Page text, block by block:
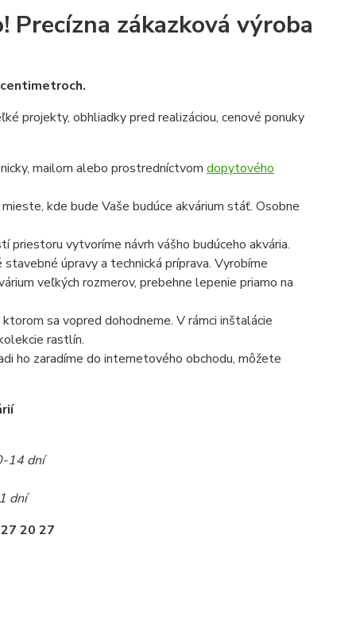
Precízna zákazková výroba
projekty, obhliadky pred realizáciou, cenové ponuky
mailom alebo prostredníctvom dopytového
kde bude Vaše budúce akvárium stáť. Osobne
priestoru vytvoríme návrh vášho budúceho akvária.
úpravy a technická príprava. Vyrobíme
veľkých rozmerov, prebehne lepenie priamo na
sa vopred dohodneme. V rámci inštalácie
rastlín.
ho zaradíme do internetového obchodu, môžete
14 dní
dní
20 27